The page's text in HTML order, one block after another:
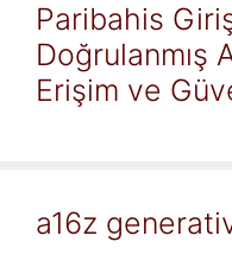
Paribahis
Doğrulanmış
Erişim ve
a16z